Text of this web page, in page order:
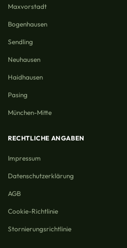
Maxvorstadt
Bogenhausen
Sendling
Neuhausen
Haidhausen
Pasing
München-Mitte
RECHTLICHE ANGABEN
Impressum
Datenschutzerklärung
AGB
Cookie-Richtlinie
Stornierungsrichtlinie